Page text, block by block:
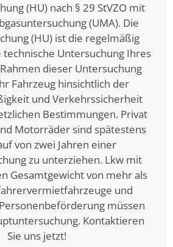
(HU) nach § 29 StVZO mit
(UMA). Die
(HU) ist die regelmäßig
Untersuchung Ihres
dieser Untersuchung
Fahrzeug hinsichtlich der
und Verkehrssicherheit
Bestimmungen. Privat
Motorräder sind spätestens
von zwei Jahren einer
zu unterziehen. Lkw mit
Gesamtgewicht von mehr als
und
müssen
Kontaktieren
Sie uns jetzt!